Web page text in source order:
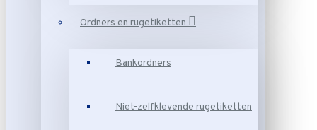
Ordners en rugetiketten
Bankordners
Niet-zelfklevende rugetiketten